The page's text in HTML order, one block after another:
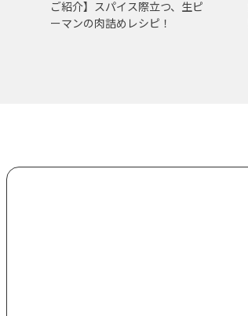
ご紹介】スパイス際立つ、生ピ
ーマンの肉詰めレシピ！